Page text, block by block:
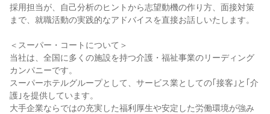
採用担当が、自己分析のヒントから志望動機の作り方、面接対策
まで、就職活動の実践的なアドバイスを直接お話しいたします。
＜スーパー・コートについて＞
当社は、全国に多くの施設を持つ介護・福祉事業のリーディング
カンパニーです。
スーパーホテルグループとして、サービス業としての｢接客｣と｢介
護｣を提供しています。
大手企業ならではの充実した福利厚生や安定した労働環境が強み